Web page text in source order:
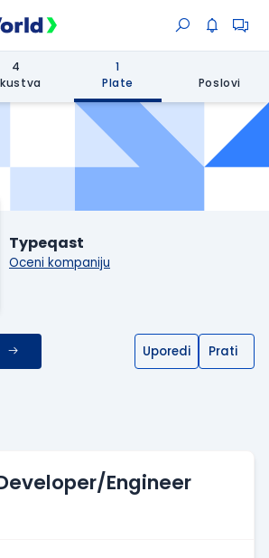
4
1
Plate
Poslovi
Typeqast
Oceni kompaniju
Uporedi Prati
Engineer